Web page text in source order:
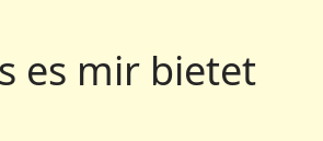
es mir bietet